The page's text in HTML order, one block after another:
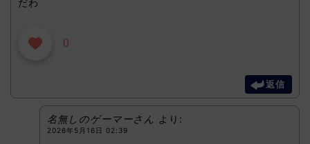
0
返信
名無しのゲーマーさん より:
2026年5月16日 02:39